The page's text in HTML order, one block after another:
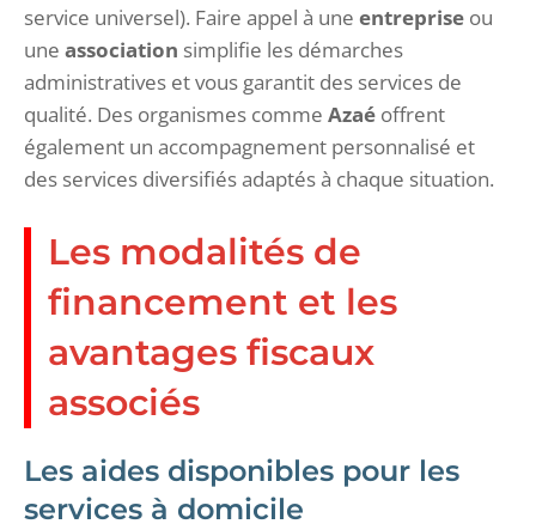
service universel). Faire appel à une entreprise ou
une association simplifie les démarches
administratives et vous garantit des services de
qualité. Des organismes comme Azaé offrent
également un accompagnement personnalisé et
des services diversifiés adaptés à chaque situation.
Les modalités de
financement et les
avantages fiscaux
associés
Les aides disponibles pour les
services à domicile